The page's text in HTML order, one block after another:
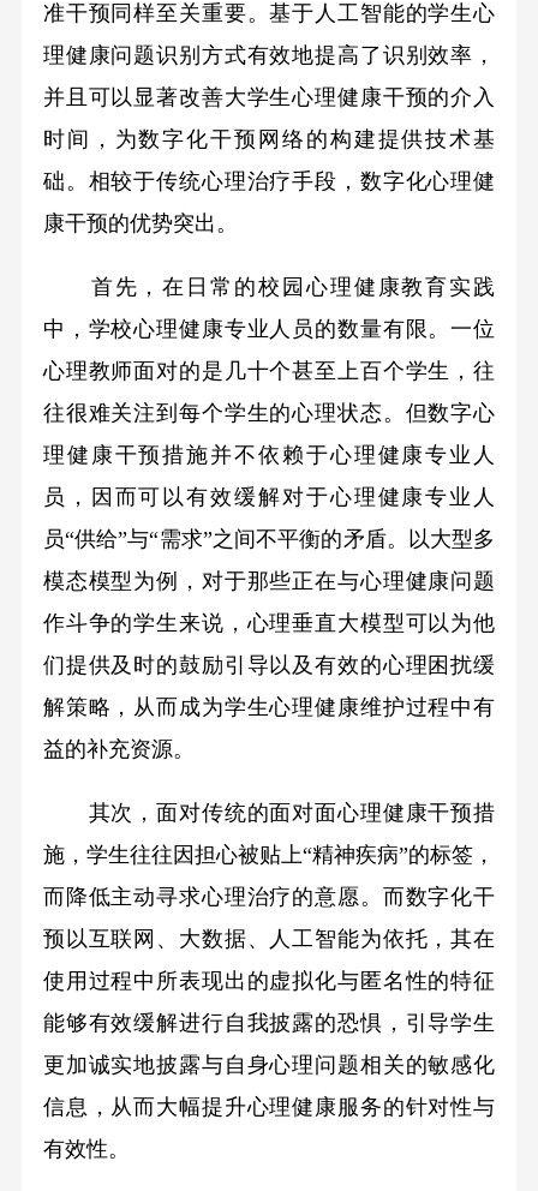
准干预同样至关重要。基于人工智能的学生心
理健康问题识别方式有效地提高了识别效率，
并且可以显著改善大学生心理健康干预的介入
时间，为数字化干预网络的构建提供技术基
础。相较于传统心理治疗手段，数字化心理健
康干预的优势突出。
首先，在日常的校园心理健康教育实践
中，学校心理健康专业人员的数量有限。一位
心理教师面对的是几十个甚至上百个学生，往
往很难关注到每个学生的心理状态。但数字心
理健康干预措施并不依赖于心理健康专业人
员，因而可以有效缓解对于心理健康专业人
员“供给”与“需求”之间不平衡的矛盾。以大型多
模态模型为例，对于那些正在与心理健康问题
作斗争的学生来说，心理垂直大模型可以为他
们提供及时的鼓励引导以及有效的心理困扰缓
解策略，从而成为学生心理健康维护过程中有
益的补充资源。
其次，面对传统的面对面心理健康干预措
施，学生往往因担心被贴上“精神疾病”的标签，
而降低主动寻求心理治疗的意愿。而数字化干
预以互联网、大数据、人工智能为依托，其在
使用过程中所表现出的虚拟化与匿名性的特征
能够有效缓解进行自我披露的恐惧，引导学生
更加诚实地披露与自身心理问题相关的敏感化
信息，从而大幅提升心理健康服务的针对性与
有效性。